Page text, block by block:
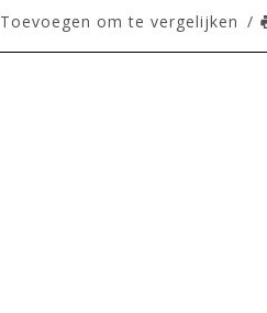
Toevoegen om te vergelijken /